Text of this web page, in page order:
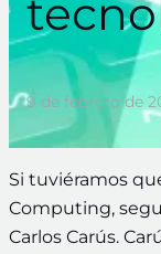
9 de febrero de
Si tuviéramos
Computing,
Carlos Carús.